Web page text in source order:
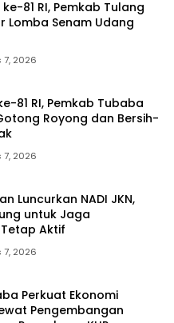
81 RI, Pemkab Tulang
Lomba Senam Udang
7, 2026
81 RI, Pemkab Tubaba
Royong dan Bersih-
7, 2026
Luncurkan NADI JKN,
untuk Jaga
Aktif
7, 2026
Perkuat Ekonomi
Pengembangan